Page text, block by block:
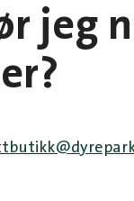
jeg